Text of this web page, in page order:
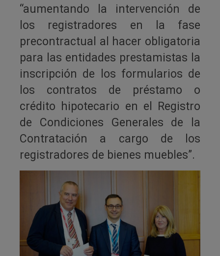
“aumentando la intervención de
los registradores en la fase
precontractual al hacer obligatoria
para las entidades prestamistas la
inscripción de los formularios de
los contratos de préstamo o
crédito hipotecario en el Registro
de Condiciones Generales de la
Contratación a cargo de los
registradores de bienes muebles”.